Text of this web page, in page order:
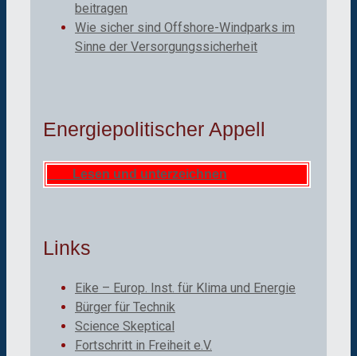
beitragen
Wie sicher sind Offshore-Windparks im
Sinne der Versorgungssicherheit
Energiepolitischer Appell
Lesen und unterzeichnen
Links
Eike – Europ. Inst. für Klima und Energie
Bürger für Technik
Science Skeptical
Fortschritt in Freiheit e.V.